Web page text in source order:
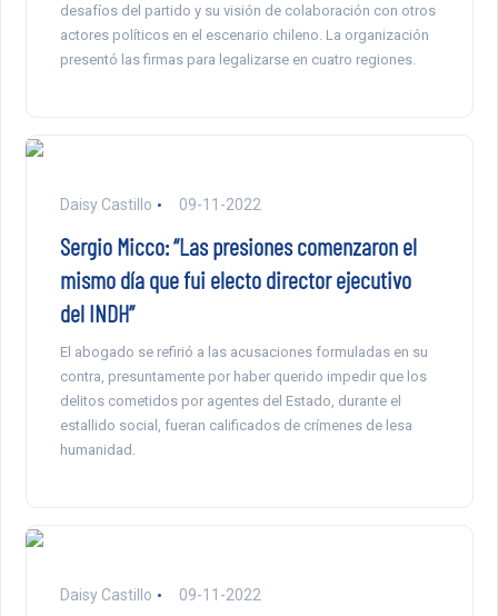
desafíos del partido y su visión de colaboración con otros
actores políticos en el escenario chileno. La organización
presentó las firmas para legalizarse en cuatro regiones.
Daisy Castillo 09-11-2022
Sergio Micco: “Las presiones comenzaron el
mismo día que fui electo director ejecutivo
del INDH”
El abogado se refirió a las acusaciones formuladas en su
contra, presuntamente por haber querido impedir que los
delitos cometidos por agentes del Estado, durante el
estallido social, fueran calificados de crímenes de lesa
humanidad.
Daisy Castillo 09-11-2022